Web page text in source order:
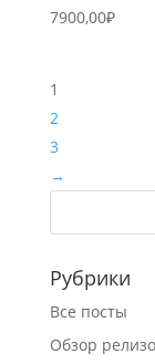
7900,00₽
1
2
3
→
Рубрики
Все посты
Обзор